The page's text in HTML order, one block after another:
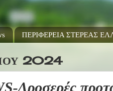
ΠΕΡΙΦΕΡΕΙΑ ΣΤΕΡΕΑΣ
2024
Δροσερές